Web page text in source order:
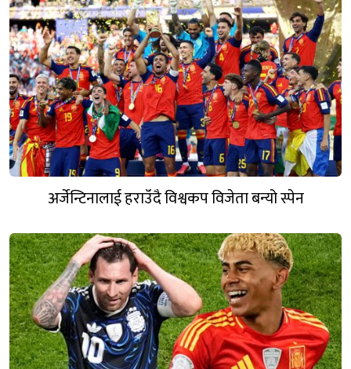
अर्जेन्टिनालाई हराउँदै विश्वकप विजेता बन्यो स्पेन